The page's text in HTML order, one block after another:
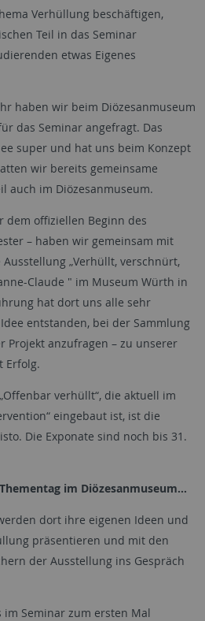
Verhüllung beschäftigen,
Teil in das Seminar
etwas Eigenes
haben wir beim Diözesanmuseum
das Seminar angefragt. Das
super und hat uns beim Konzept
wir bereits gemeinsame
auch im Diözesanmuseum.
dem offiziellen Beginn des
– haben wir gemeinsam mit
„Verhüllt, verschnürt,
Claude " im Museum Würth in
hat dort uns alle sehr
entstanden, bei der Sammlung
Projekt anzufragen – zu unserer
Erfolg.
verhüllt“, die aktuell im
eingebaut ist, ist die
Die Exponate sind noch bis 31.
im Diözesanmuseum…
dort ihre eigenen Ideen und
präsentieren und mit den
der Ausstellung ins Gespräch
Seminar zum ersten Mal